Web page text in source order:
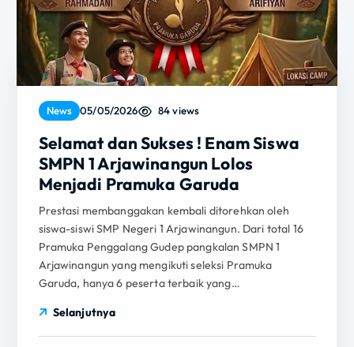
News 05/05/2026 84 views
Selamat dan Sukses ! Enam Siswa
SMPN 1 Arjawinangun Lolos
Menjadi Pramuka Garuda
Prestasi membanggakan kembali ditorehkan oleh
siswa-siswi SMP Negeri 1 Arjawinangun. Dari total 16
Pramuka Penggalang Gudep pangkalan SMPN 1
Arjawinangun yang mengikuti seleksi Pramuka
Garuda, hanya 6 peserta terbaik yang…
Selanjutnya